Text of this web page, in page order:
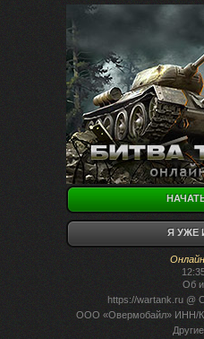
Я УЖЕ
Онлайн
Об
https://wartank.ru@
ООО «Овермобайл» ИНН/